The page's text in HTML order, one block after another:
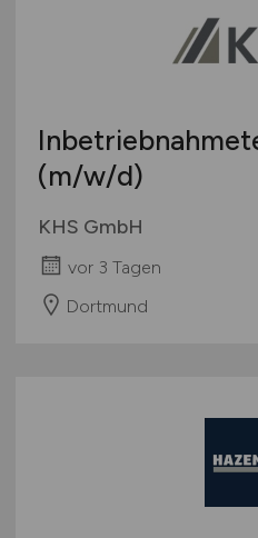
(m/w/d)
KHS GmbH
vor 3 Tagen
Dortmund